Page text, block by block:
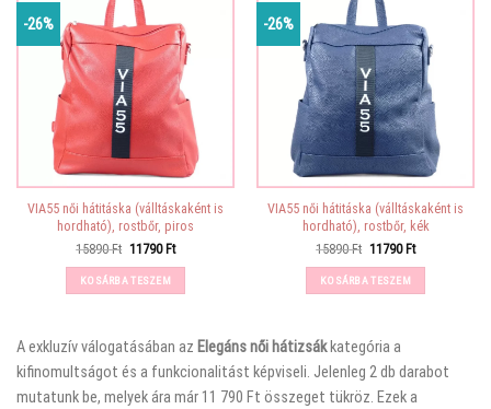
-26%
VIA55 női hátitáska (válltáskaként is
hordható), rostbőr, piros
15890Ft Original
was:
15890 Ft.
11790 FtCurrent
KOSÁRBA TESZEM
-26%
VIA55 női hátitáska (válltáskaként is
hordható), rostbőr, kék
15890Ft Original
was:
15890 Ft.
11790 FtCurrent
KOSÁRBA TESZEM
Aexkluzív válogatásában az Elegáns női hátizsákkategória a
kifinomultságot és a funkcionalitást képviseli. Jelenleg 2 db darabot
mutatunk be, melyek ára már 11 790 Ft összeget tükröz. Ezek a